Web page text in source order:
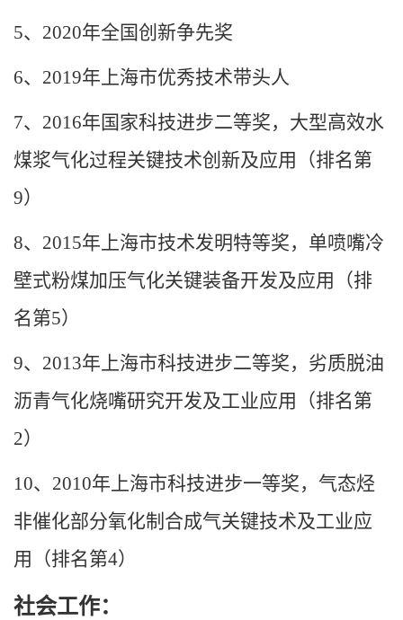
5、 2020年全国创新争先奖
6、 2019年上海市优秀技术带头人
7、 2016年国家科技进步二等奖，大型高效水
煤浆气化过程关键技术创新及应用（排名第
9）
8、 2015年上海市技术发明特等奖，单喷嘴冷
壁式粉煤加压气化关键装备开发及应用（排
名第5）
9、 2013年上海市科技进步二等奖，劣质脱油
沥青气化烧嘴研究开发及工业应用（排名第
2）
10、 2010年上海市科技进步一等奖，气态烃
非催化部分氧化制合成气关键技术及工业应
用（排名第4）
社会工作：